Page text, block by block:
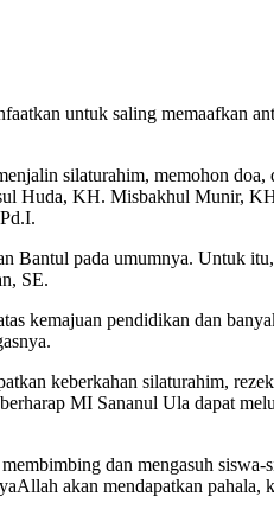
untuk saling memaafkan
silaturahim, memohon doa,
Huda, KH. Misbakhul Munir,
pada umumnya. Untuk
SE.
kemajuan pendidikan dan
keberkahan silaturahim,
MI Sananul Ula dapat
dan mengasuh siswa-
akan mendapatkan pahala,